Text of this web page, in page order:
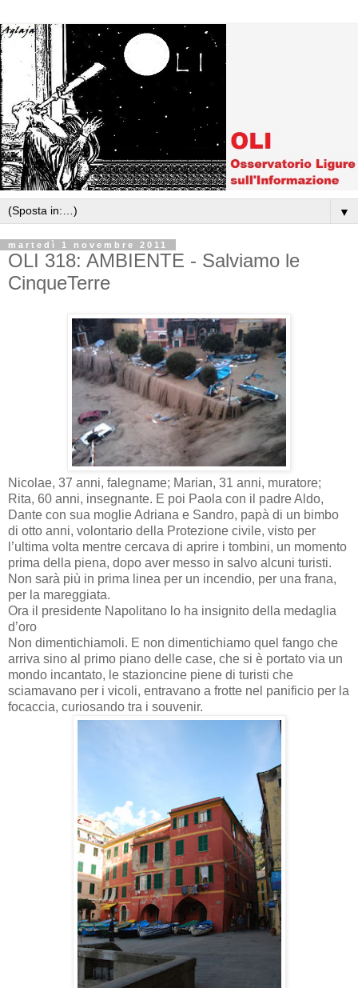
▼
martedì 1 novembre 2011
OLI 318: AMBIENTE - Salviamo le
CinqueTerre
Nicolae, 37 anni, falegname; Marian, 31 anni, muratore;
Rita, 60 anni, insegnante. E poi Paola con il padre Aldo,
Dante con sua moglie Adriana e Sandro, papà di un bimbo
di otto anni, volontario della Protezione civile, visto per
l’ultima volta mentre cercava di aprire i tombini, un momento
prima della piena, dopo aver messo in salvo alcuni turisti.
Non sarà più in prima linea per un incendio, per una frana,
per la mareggiata.
Ora il presidente Napolitano lo ha insignito della medaglia
d’oro
Non dimentichiamoli. E non dimentichiamo quel fango che
arriva sino al primo piano delle case, che si è portato via un
mondo incantato, le stazioncine piene di turisti che
sciamavano per i vicoli, entravano a frotte nel panificio per la
focaccia, curiosando tra i souvenir.